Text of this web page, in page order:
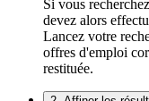
Si vous
devez alors
Lancez votre
offres d'emploi
restituée.